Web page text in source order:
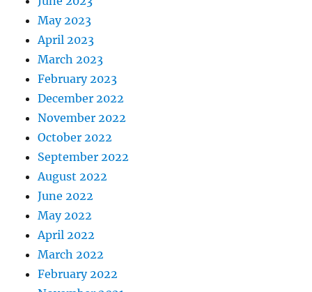
May 2023
April 2023
March 2023
February 2023
December 2022
November 2022
October 2022
September 2022
August 2022
June 2022
May 2022
April 2022
March 2022
February 2022